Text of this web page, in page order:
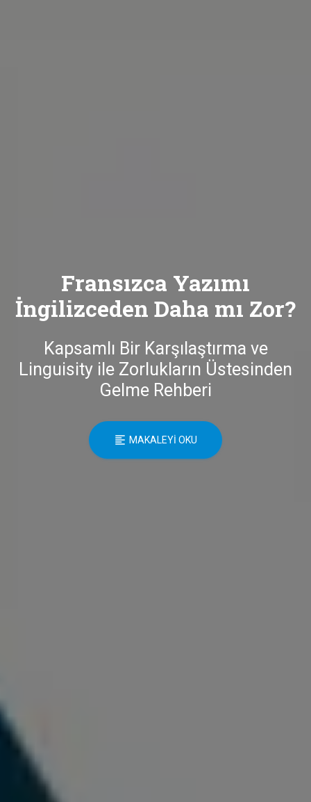
Fransızca Yazımı
İngilizceden Daha mı Zor?
Kapsamlı Bir Karşılaştırma ve
Linguisity ile Zorlukların Üstesinden
Gelme Rehberi
MAKALEYI OKU